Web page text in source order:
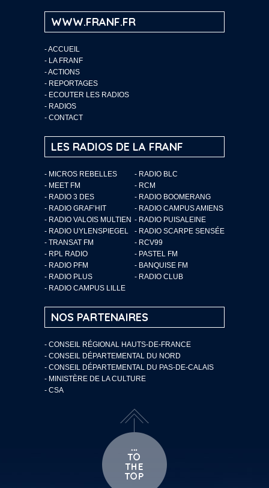
WWW.FRANF.FR
-ACCUEIL
- LA FRANF
-ACTIONS
- REPORTAGES
- ECOUTER LES RADIOS
- RADIOS
- CONTACT
LES RADIOS DE LA FRANF
- MICROS REBELLES
- RADIO BLC
- MEET FM
- RCM
- RADIO 3 DES
- RADIO BOOMERANG
- RADIO GRAF’HIT
- RADIO CAMPUS AMIENS
- RADIO VALOIS MULTIEN - RADIO PUISALEINE
- RADIO UYLENSPIEGEL
- RADIO SCARPE SENSÉE
- TRANSAT FM
- RCV99
- RPL RADIO
- PASTEL FM
- RADIO PFM
- BANQUISE FM
- RADIO PLUS
- RADIO CLUB
- RADIO CAMPUS LILLE
NOS PARTENAIRES
- CONSEIL RÉGIONAL HAUTS-DE-FRANCE
- CONSEIL DÉPARTEMENTAL DU NORD
- CONSEIL DÉPARTEMENTAL DU PAS-DE-CALAIS
- MINISTÈRE DE LA CULTURE
- CSA